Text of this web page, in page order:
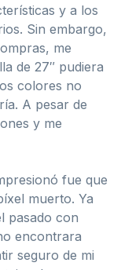
y a los
Sin embargo,
me
de 27″ pudiera
colores no
A pesar de
y me
fue que
muerto. Ya
pasado con
encontrara
seguro de mi